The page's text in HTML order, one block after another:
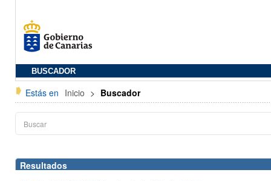
BUSCADOR
Estás en Inicio > Buscador
Resultados